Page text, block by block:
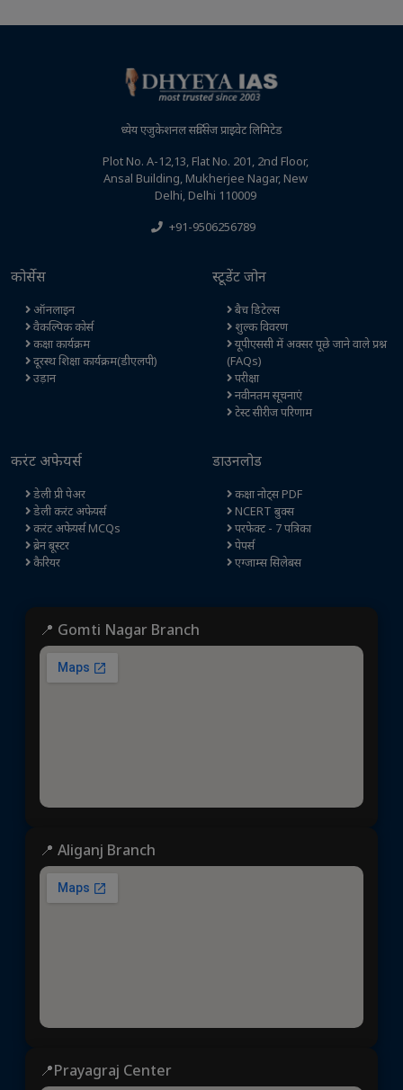
ध्येय एजुकेशनल सर्विसेज प्राइवेट लिमिटेड
Plot No. A-12,13, Flat No. 201, 2nd Floor,
Ansal Building, Mukherjee Nagar, New
Delhi, Delhi 110009
+91-9506256789
कोर्सेस
ऑनलाइन
वैकल्पिक कोर्स
कक्षा कार्यक्रम
दूरस्थ शिक्षा कार्यक्रम(डीएलपी)
उड़ान
स्टूडेंट जोन
बैच डिटेल्स
शुल्क विवरण
यूपीएससी में अक्सर पूछे जाने वाले प्रश्न
(FAQs)
परीक्षा
नवीनतम सूचनाएं
टेस्ट सीरीज परिणाम
करंट अफेयर्स
डेली प्री पेअर
डेली करंट अफेयर्स
करंट अफेयर्स MCQs
ब्रेन बूस्टर
कैरियर
डाउनलोड
कक्षा नोट्स PDF
NCERT बुक्स
परफेक्ट - 7 पत्रिका
पेपर्स
एग्जाम्स सिलेबस
📍 Gomti Nagar Branch
📍 Aliganj Branch
📍Prayagraj Center